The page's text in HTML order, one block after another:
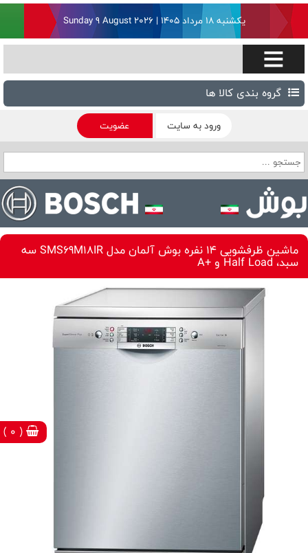
( 0 )
یکشنبه ۱۸ مرداد ۱۴۰۵ | Sunday 9 August 2026
گروه بندی کالا ها
ورود به سایت عضویت
ماشین ظرفشویی 14 نفره بوش آلمان مدل SMS69M18IR سه
سبد، Half Load و +A